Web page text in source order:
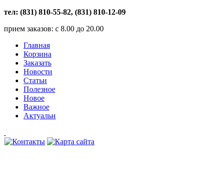
тел: (831) 810-55-82, (831) 810-12-09
прием заказов: с 8.00 до 20.00
Главная
Корзина
Заказать
Новости
Статьи
Полезное
Новое
Важное
Актуальн